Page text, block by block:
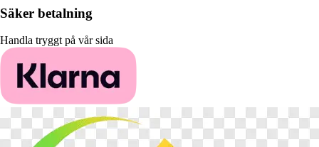
Säker betalning
Handla tryggt på vår sida